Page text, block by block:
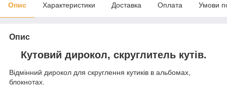
Опис Характеристики Доставка Оплата Умови
Опис
Кутовий дирокол, скруглитель кутів.
Відмінний дирокол для скруглення кутиків в альбомах,
блокнотах.